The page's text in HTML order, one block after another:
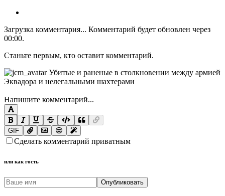
Загрузка комментария... Комментарий будет обновлен через
00:00.
Станьте первым, кто оставит комментарий.
Напишите комментарий...
GIF
Сделать комментарий приватным
или как гость
Опубликовать